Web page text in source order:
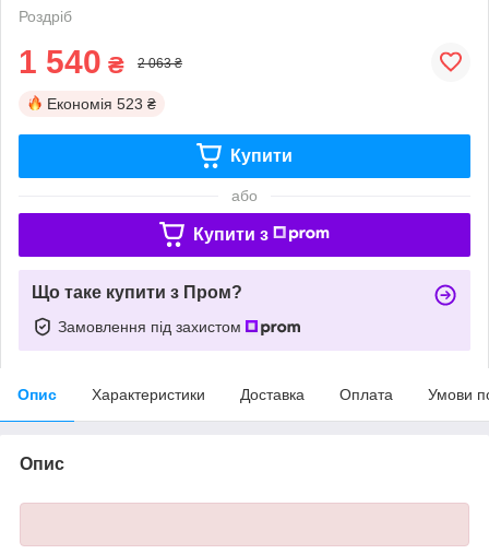
Роздріб
1 540 ₴ 2 063 ₴
Економія 523 ₴
Купити
або
Купити з
Що таке купити з Пром?
Замовлення під захистом
Опис Характеристики Доставка Оплата Умови
Опис